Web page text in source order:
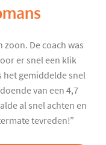
De coach was
er snel een klik
het gemiddelde snel
van een 4,7
al snel achten en
tevreden!”